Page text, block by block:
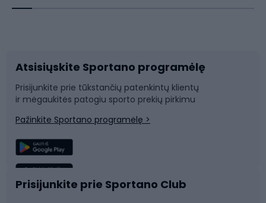
Dviračių dalys
Laipiojimas
Žvejyba
Sportinė medicina
Rogutės ir čiuožynės
Snieglenčių sportas
Plaukimas
Komandinis sportas
Atsisiųskite Sportano programėlę
Prisijunkite prie tūkstančių patenkintų klientų
ir mėgaukitės patogiu sporto prekių pirkimu
Pažinkite Sportano programėlę >
Prisijunkite prie Sportano Club